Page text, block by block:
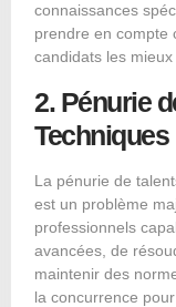
connaissances
prendre en compte
candidats les
2. Pénurie
Techniques
La pénurie de
est un problème
professionnels
avancées, de
maintenir des
la concurrence